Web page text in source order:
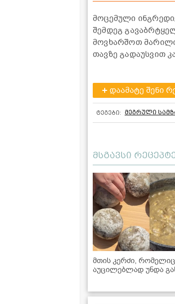
მოცემული
შემდეგ
მოვხარშოთ
თავზე გადაუსვით
დაამატე შენი
ტეგები: მეგრული
მსგავსი
მთის კერძი, რომელიც
აუცილებლად უნდა